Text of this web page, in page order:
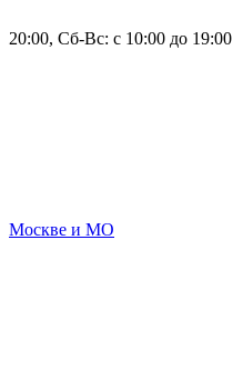
20:00, Сб-Вс: с 10:00 до 19:00
Москве и МО